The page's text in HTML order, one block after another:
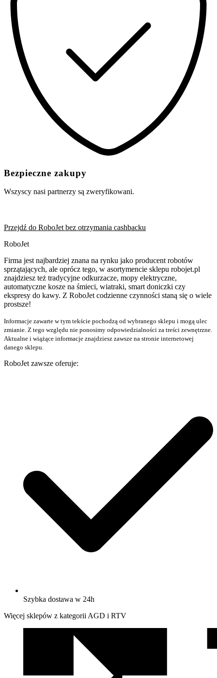
Bezpieczne zakupy
Wszyscy nasi partnerzy są zweryfikowani.
Przejdź do RoboJet bez otrzymania cashbacku
RoboJet
Firma jest najbardziej znana na rynku jako producent robotów
sprzątających, ale oprócz tego, w asortymencie sklepu robojet.pl
znajdziesz też tradycyjne odkurzacze, mopy elektryczne,
automatyczne kosze na śmieci, wiatraki, smart doniczki czy
ekspresy do kawy. Z RoboJet codzienne czynności staną się o wiele
prostsze!
Informacje zawarte w tym tekście pochodzą od wybranego sklepu i mogą ulec
zmianie. Z tego względu nie ponosimy odpowiedzialności za treści zewnętrzne.
Aktualne i wiążące informacje znajdziesz zawsze na stronie internetowej
danego sklepu.
RoboJet zawsze oferuje:
Szybka dostawa w 24h
Więcej sklepów z kategorii AGD i RTV